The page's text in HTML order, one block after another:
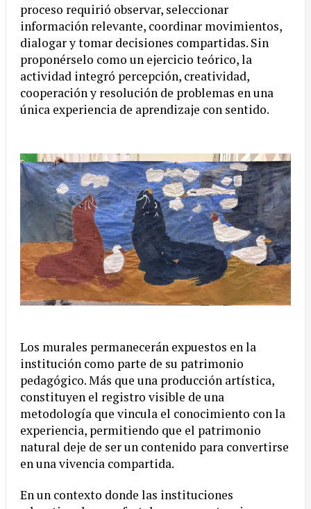
proceso requirió observar, seleccionar
información relevante, coordinar movimientos,
dialogar y tomar decisiones compartidas. Sin
proponérselo como un ejercicio teórico, la
actividad integró percepción, creatividad,
cooperación y resolución de problemas en una
única experiencia de aprendizaje con sentido.
Los murales permanecerán expuestos en la
institución como parte de su patrimonio
pedagógico. Más que una producción artística,
constituyen el registro visible de una
metodología que vincula el conocimiento con la
experiencia, permitiendo que el patrimonio
natural deje de ser un contenido para convertirse
en una vivencia compartida.
En un contexto donde las instituciones